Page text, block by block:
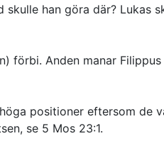
han göra där? Lukas
förbi. Anden manar
positioner eftersom de
se 5 Mos 23:1.